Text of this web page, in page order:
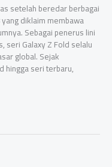
setelah beredar berbagai
diklaim membawa
Sebagai penerus lini
seri Galaxy Z Fold selalu
global. Sejak
hingga seri terbaru,